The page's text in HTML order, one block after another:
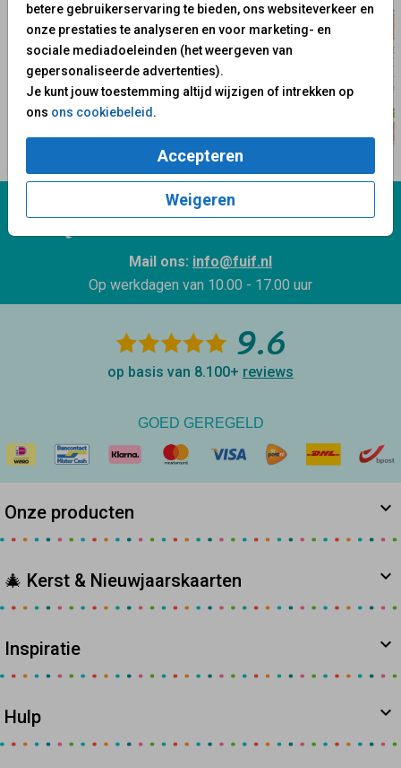
betere gebruikerservaring te bieden, ons websiteverkeer en
onze prestaties te analyseren en voor marketing- en
sociale mediadoeleinden (het weergeven van
gepersonaliseerde advertenties).
Je kunt jouw toestemming altijd wijzigen of intrekken op
ons ons cookiebeleid.
Accepteren
Weigeren
Wij staan voor je klaar!
Mail ons: info@fuif.nl
Op werkdagen van 10.00 - 17.00 uur
9.6
op basis van 8.100+ reviews
GOED GEREGELD
Onze producten
🎄 Kerst & Nieuwjaarskaarten
Inspiratie
Hulp